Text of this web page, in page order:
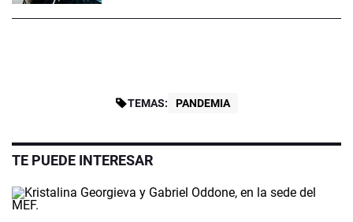
TEMAS: PANDEMIA
TE PUEDE INTERESAR